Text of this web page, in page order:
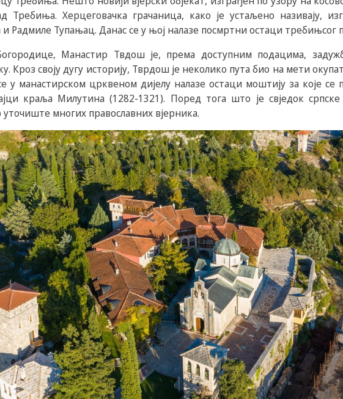
Требиња. Херцеговачка грачаница, како је устаљено називају,
Радмиле Тупањац. Данас се у њој налазе посмртни остаци требињсог
Манастир Твдош је, према доступним подацима,
Кроз своју дугу историју, Тврдош је неколико пута био на мети
у манастирском црквеном дијелу налазе остаци моштију за које се
краља Милутина (1282-1321). Поред тога што је свједок
многих православних вјерника.